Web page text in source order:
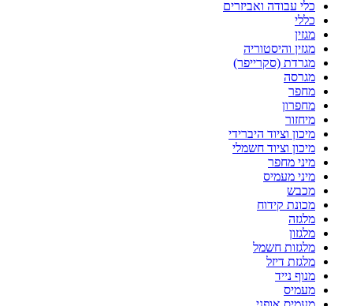
כלי עבודה ואביזרים
כללי
מגזין
מגזין והיסטוריה
מגרדת (סקרייפר)
מגרסה
מחפר
מחפרון
מיחזור
מיכון וציוד היברידי
מיכון וציוד חשמלי
מיני מחפר
מיני מעמיס
מכבש
מכונת קידוח
מלגזה
מלגזון
מלגזות חשמל
מלגזת דיזל
מנוף נייד
מעמיס